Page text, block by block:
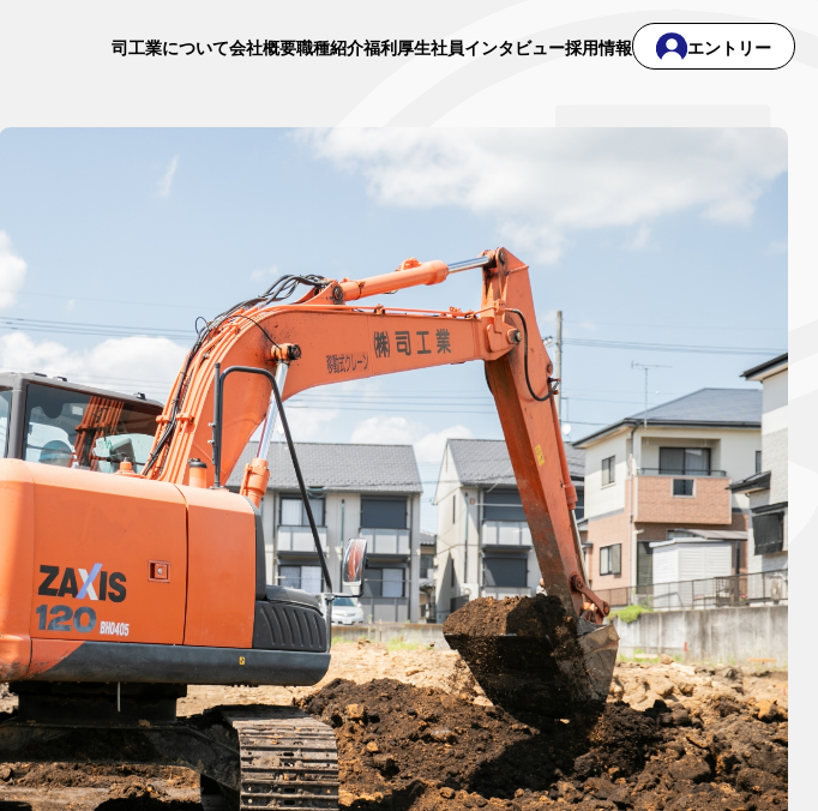
司工業について
まちづくりの想い 仕事のこだわり
会社概要
アクセス
職種紹介福利厚生社員インタビュー
チュオン ヴァ
ン ルーエン
2018年入社
吉原 千恵
2022年入社
佐々木 達人
採用情報
よくあるご質問
エントリー